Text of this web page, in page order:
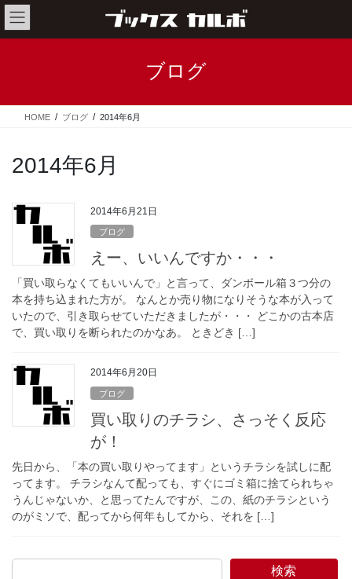
コ
ン
テ
ス
ナ
ビ
ゲ
ン
ブログ
HOME ブログ 2014年6月
2014年6月
2014年6月21日
ブログ
えー、いいんですか・・・
「買い取らなくてもいいんで」と言って、ダンボール箱３つ分の
本を持ち込まれた方が。 なんとか売り物になりそうな本が入って
いたので、引き取らせていただきましたが・・・ どこかの古本店
で、買い取りを断られたのかなあ。 ときどき […]
2014年6月20日
ブログ
買い取りのチラシ、さっそく反応
が！
先日から、「本の買い取りやってます」というチラシを試しに配
ってます。 チラシなんて配っても、すぐにゴミ箱に捨てられちゃ
うんじゃないか、と思ってたんですが、この、紙のチラシという
のがミソで、配ってから何年もしてから、それを […]
検索